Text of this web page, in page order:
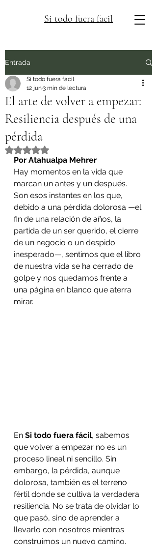
Si todo fuera facil
Entrada
El arte de volver a empezar:
Resiliencia después de una
pérdida
Si todo fuera fácil
12 jun3 min de lectura
Obtuvo NaN de 5 estrellas.
Por Atahualpa Mehrer
Hay momentos en la vida que
marcan un antes y un después.
Son esos instantes en los que,
debido a una pérdida dolorosa —el
fin de una relación de años, la
partida de un ser querido, el cierre
de un negocio o un despido
inesperado—, sentimos que el libro
de nuestra vida se ha cerrado de
golpe y nos quedamos frente a
una página en blanco que aterra
mirar.
En Si todo fuera fácil, sabemos
que volver a empezar no es un
proceso lineal ni sencillo. Sin
embargo, la pérdida, aunque
dolorosa, también es el terreno
fértil donde se cultiva la verdadera
resiliencia. No se trata de olvidar lo
que pasó, sino de aprender a
llevarlo con nosotros mientras
construimos un nuevo camino.